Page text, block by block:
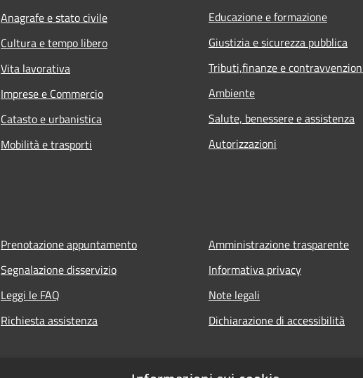
Anagrafe e stato civile
Cultura e tempo libero
Vita lavorativa
Imprese e Commercio
Catasto e urbanistica
Mobilità e trasporti
Educazione e formazione
Giustizia e sicurezza pubblica
Tributi,finanze e
Ambiente
Salute, benessere e assistenza
Autorizzazioni
Prenotazione appuntamento
Segnalazione disservizio
Leggi le FAQ
Richiesta assistenza
Amministrazione trasparente
Informativa privacy
Note legali
Dichiarazione di accessibilità